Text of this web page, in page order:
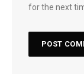
for the next